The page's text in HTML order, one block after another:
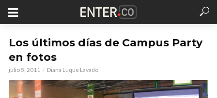
Los últimos días de Campus Party
en fotos
julio 5, 2011 Diana Luque Lavado